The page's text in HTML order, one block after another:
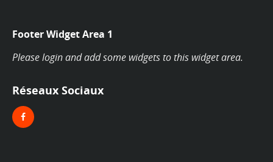
Footer Widget Area 1
Please login and add some widgets to this widget area.
Réseaux Sociaux